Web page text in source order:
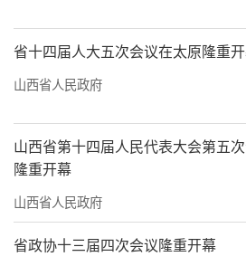
省十四届人大五次会议在太原隆重
山西省人民政府
山西省第十四届人民代表大会第五
隆重开幕
山西省人民政府
省政协十三届四次会议隆重开幕